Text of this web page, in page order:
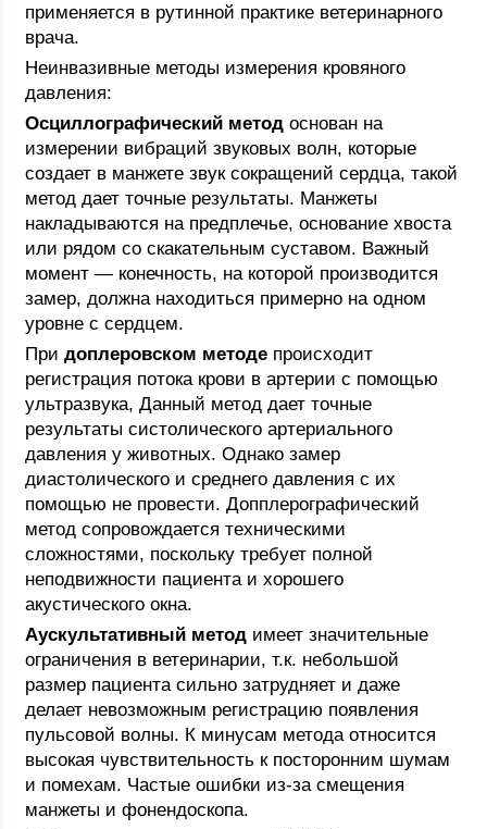
применяется в рутинной практике ветеринарного
врача.
Неинвазивные методы измерения кровяного
давления:
Осциллографический метод основан на
измерении вибраций звуковых волн, которые
создает в манжете звук сокращений сердца, такой
метод дает точные результаты. Манжеты
накладываются на предплечье, основание хвоста
или рядом со скакательным суставом. Важный
момент — конечность, на которой производится
замер, должна находиться примерно на одном
уровне с сердцем.
Придоплеровском методе происходит
регистрация потока крови в артерии с помощью
ультразвука, Данный метод дает точные
результаты систолического артериального
давления у животных. Однако замер
диастолического и среднего давления с их
помощью не провести. Допплерографический
метод сопровождается техническими
сложностями, поскольку требует полной
неподвижности пациента и хорошего
акустического окна.
Аускультативный метод имеет значительные
ограничения в ветеринарии, т.к. небольшой
размер пациента сильно затрудняет и даже
делает невозможным регистрацию появления
пульсовой волны. К минусам метода относится
высокая чувствительность к посторонним шумам
и помехам. Частые ошибки из-за смещения
манжеты и фонендоскопа.